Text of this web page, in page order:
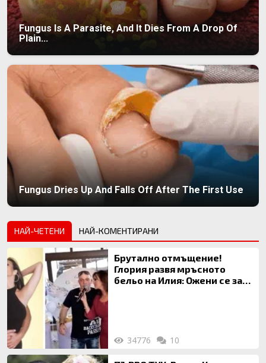
Fungus Is A Parasite, And It Dies From A Drop Of
Plain...
Fungus Dries Up And Falls Off After The First Use
НАЙ-ЧЕТЕНИ НАЙ-КОМЕНТИРАНИ
Брутално отмъщение!
Глория развя мръсното
бельо на Илия: Ожени се за
34776 10